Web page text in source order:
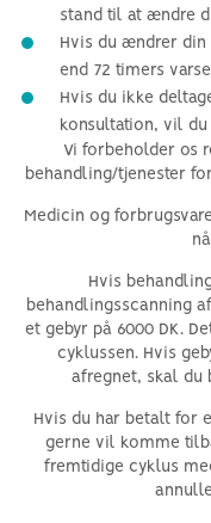
stand til at ændre
Hvis du ændrer din
end 72 timers
Hvis du ikke
konsultation, vil
Vi forbeholder os
behandling/tjenester
Medicin og
Hvis
behandlingsscanning
et gebyr på 6000 DK.
cyklussen. Hvis
afregnet, skal du
Hvis du har betalt for
gerne vil komme
fremtidige cyklus